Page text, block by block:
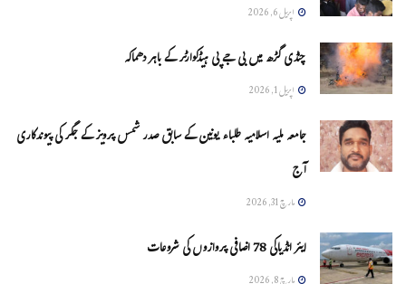
اپریل 6, 2026
چنڈی گڑھ میں بی جے پی ہیڈکوارٹر کے باہر دھماکہ
اپریل 1, 2026
جامعہ ملیہ اسلامیہ طلباء یونین کے سابق صدر شمس پرویز کے جگر کی پیوندکاری
آج
مارچ 31, 2026
ایئر انڈیاکی 78 اضافی پروازوں کی شروعات